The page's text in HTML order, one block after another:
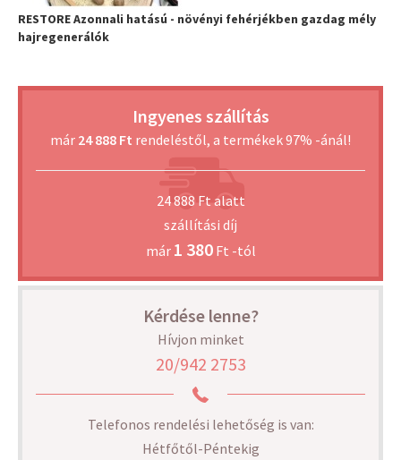
RESTORE Azonnali hatású - növényi fehérjékben gazdag mély
hajregenerálók
Ingyenes szállítás
már 24 888 Ft rendeléstől, a termékek 97% -ánál!
24 888 Ft alatt
szállítási díj
már 1 380Ft -tól
Kérdése lenne?
Hívjon minket
20/942 2753
Telefonos rendelési lehetőség is van:
Hétfőtől-Péntekig